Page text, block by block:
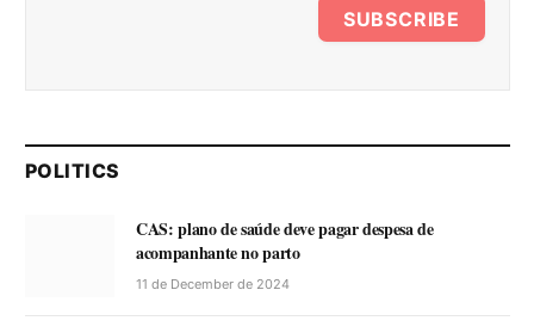
SUBSCRIBE
POLITICS
CAS: plano de saúde deve pagar despesa de
acompanhante no parto
11 de December de 2024